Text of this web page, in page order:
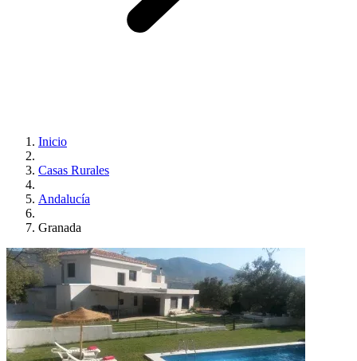
Inicio
Casas Rurales
Andalucía
Granada